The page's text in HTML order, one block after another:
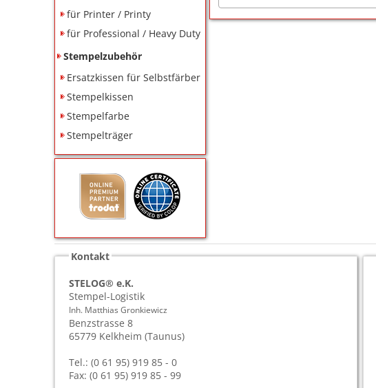
für Printer / Printy
für Professional / Heavy Duty
Stempelzubehör
Ersatzkissen für Selbstfärber
Stempelkissen
Stempelfarbe
Stempelträger
Kontakt
STELOG® e.K.
Stempel-Logistik
Inh. Matthias Gronkiewicz
Benzstrasse 8
65779 Kelkheim (Taunus)
Tel.: (0 61 95) 919 85 - 0
Fax: (0 61 95) 919 85 - 99